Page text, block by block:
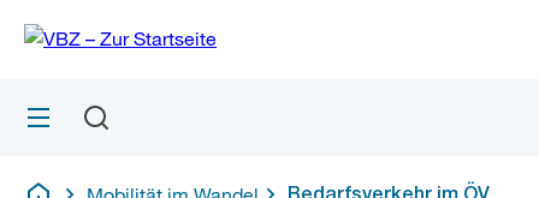
Navigation
Sprunglink
Menü